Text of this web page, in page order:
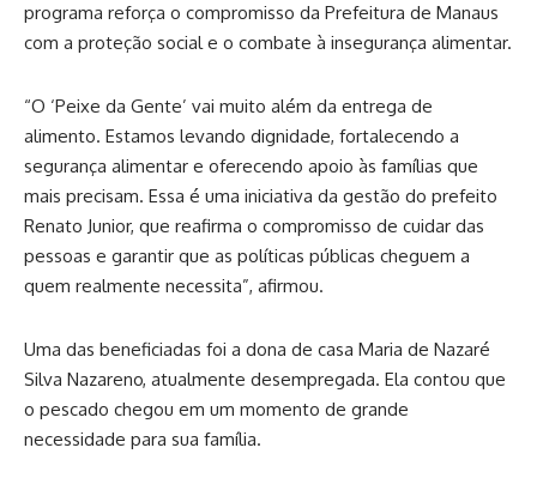
programa reforça o compromisso da Prefeitura de Manaus
com a proteção social e o combate à insegurança alimentar.
“O ‘Peixe da Gente’ vai muito além da entrega de
alimento. Estamos levando dignidade, fortalecendo a
segurança alimentar e oferecendo apoio às famílias que
mais precisam. Essa é uma iniciativa da gestão do prefeito
Renato Junior, que reafirma o compromisso de cuidar das
pessoas e garantir que as políticas públicas cheguem a
quem realmente necessita”, afirmou.
Uma das beneficiadas foi a dona de casa Maria de Nazaré
Silva Nazareno, atualmente desempregada. Ela contou que
o pescado chegou em um momento de grande
necessidade para sua família.